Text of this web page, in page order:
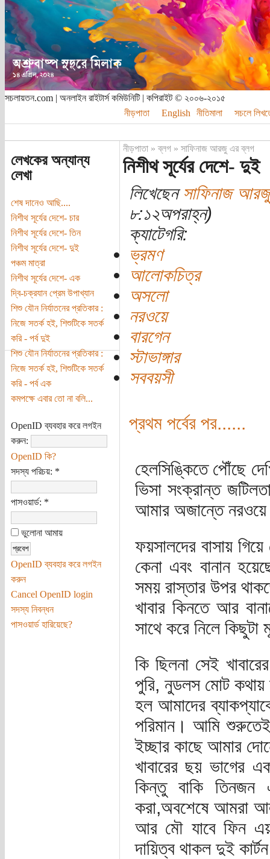
সচলায়তন.com | অনলাইন রাইটার্স কমিউনিটি | কপিরাইট © ২০০৬-২০১৫
নীড়পাতা
English নীতিমালা সচলে
লেখকের অন্যান্য
লেখা
শেষ দানেও আছি....
নিশীথ সূর্যের দেশে- চার
নিশীথ সূর্যের দেশে- তিন
নিশীথ সূর্যের দেশে- দুই
পঞ্চম মাত্রা
নিশীথ সূর্যের দেশে- এক
দ্বি-চক্রযান প্রেম উপাখ্যান
শিশু যৌন নির্যাতনের প্রতিকার :
নিজে সতর্ক হই, শিশুটিকে সতর্ক
করি - পর্ব দুই
শিশু যৌন নির্যাতনের প্রতিকার :
নিজে সতর্ক হই, শিশুটিকে সতর্ক
করি - পর্ব এক
কমপক্ষে এবার তো না বলি...
OpenID ব্যবহার করে লগইন
করুন:
OpenID কি?
সদস্য পরিচয়: *
পাসওয়ার্ড: *
ভুলোনা আমায়
OpenID ব্যবহার করে লগইন
করুন
Cancel OpenID login
সদস্য নিবন্ধন
পাসওয়ার্ড হারিয়েছে?
নীড়পাতা»ব্লগ» সাফিনাজ আরজু এর ব্লগ
নিশীথ সূর্যের দেশে- দুই
লিখেছেনসাফিনাজ আরজু
৮:১২অপরাহ্ন)
ক্যাটেগরি:
ভ্রমণ
আলোকচিত্র
অসলো
নরওয়ে
বারগেন
স্টাভাঙ্গার
সববয়সী
প্রথম পর্বের পর......
হেলসিঙ্কিতে পৌঁছে
ভিসা সংক্রান্ত
আমার অজান্তে নরওয়ে
ফয়সালদের বাসায়
কেনা এবং বানান
সময় রাস্তার উপর
খাবার কিনতে আর
সাথে করে নিলে
কি ছিলনা সেই
পুরি, নুডলস মোট কথায়
হল আমাদের
পরিমান। আমি শুরুতেই
ইচ্ছার কাছে আমার
খাবারের ছয় ভাগের
কিন্তু বাকি
করা,অবশেষে আমরা
আর মৌ যাবে ফিন
দায়িত্ব থাকল দুই